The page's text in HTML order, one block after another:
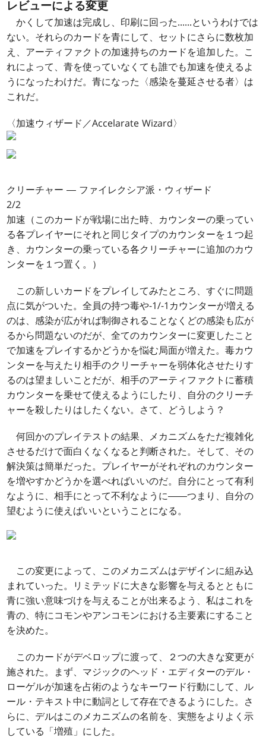
レビューによる変更
かくして加速は完成し、印刷に回った......というわけでは
ない。それらのカードを青にして、セットにさらに数枚加
え、アーティファクトの加速持ちのカードを追加した。こ
れによって、青を使っていなくても誰でも加速を使えるよ
うになったわけだ。青になった〈感染を蔓延させる者〉は
これだ。
〈加速ウィザード／Accelarate Wizard〉
クリーチャー ― ファイレクシア派・ウィザード
2/2
加速（このカードが戦場に出た時、カウンターの乗ってい
る各プレイヤーにそれと同じタイプのカウンターを１つ起
き、カウンターの乗っている各クリーチャーに追加のカウ
ンターを１つ置く。）
この新しいカードをプレイしてみたところ、すぐに問題
点に気がついた。全員の持つ毒や-1/-1カウンターが増える
のは、感染が広がれば制御されることなくどの感染も広が
るから問題ないのだが、全てのカウンターに変更したこと
で加速をプレイするかどうかを悩む局面が増えた。毒カウ
ンターを与えたり相手のクリーチャーを弱体化させたりす
るのは望ましいことだが、相手のアーティファクトに蓄積
カウンターを乗せて使えるようにしたり、自分のクリーチ
ャーを殺したりはしたくない。さて、どうしよう？
何回かのプレイテストの結果、メカニズムをただ複雑化
させるだけで面白くなくなると判断された。そして、その
解決策は簡単だった。プレイヤーがそれぞれのカウンター
を増やすかどうかを選べればいいのだ。自分にとって有利
なように、相手にとって不利なように――つまり、自分の
望むように使えばいいということになる。
この変更によって、このメカニズムはデザインに組み込
まれていった。リミテッドに大きな影響を与えるとともに
青に強い意味づけを与えることが出来るよう、私はこれを
青の、特にコモンやアンコモンにおける主要素にすること
を決めた。
このカードがデベロップに渡って、２つの大きな変更が
施された。まず、マジックのヘッド・エディターのデル・
ローゲルが加速を占術のようなキーワード行動にして、ル
ール・テキスト中に動詞として存在できるようにした。さ
らに、デルはこのメカニズムの名前を、実態をよりよく示
している「増殖」にした。